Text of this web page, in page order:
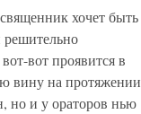
хочет быть
вот проявится в
вину на протяжении
но и у ораторов нью